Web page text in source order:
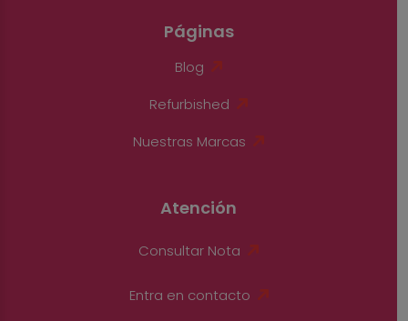
Páginas
Blog
Refurbished
Nuestras Marcas
Atención
Consultar Nota
Entra en contacto